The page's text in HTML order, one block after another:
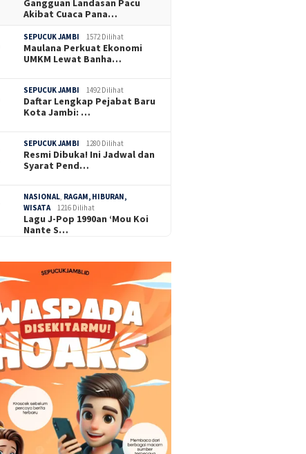
Gangguan Landasan Pacu
Akibat Cuaca Pana…
SEPUCUK JAMBI 1572 Dilihat
Maulana Perkuat Ekonomi
UMKM Lewat Banha…
SEPUCUK JAMBI 1492 Dilihat
Daftar Lengkap Pejabat Baru
Kota Jambi: …
SEPUCUK JAMBI 1280 Dilihat
Resmi Dibuka! Ini Jadwal dan
Syarat Pend…
NASIONAL RAGAM, HIBURAN,
WISATA
1216 Dilihat
Lagu J-Pop 1990an ‘Mou Koi
Nante S…